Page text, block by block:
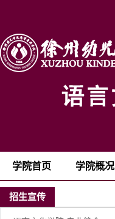
学院首页 学院概况
招生宣传